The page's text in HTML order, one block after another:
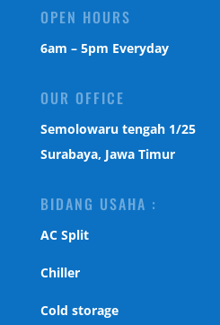
OPEN HOURS
6am – 5pm Everyday
OUR OFFICE
Semolowaru tengah 1/25
Surabaya, Jawa Timur
BIDANG USAHA :
AC Split
Chiller
Cold storage